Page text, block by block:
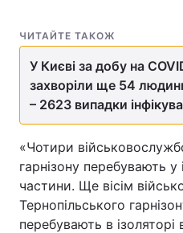
ЧИТАЙТЕ ТАКОЖ
У Києві за добу на
захворіли ще 54
– 2623 випадки
«Чотири
гарнізону перебувають у
частини. Ще вісім
Тернопільського
перебувають в ізоляторі